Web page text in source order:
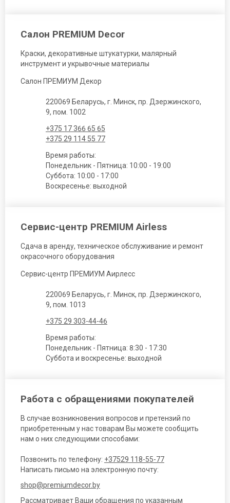
Салон PREMIUM Decor
Краски, декоративные штукатурки, малярный
инструмент и укрывочные материалы
Салон ПРЕМИУМ Декор
220069 Беларусь, г. Минск, пр. Дзержинского,
9, пом. 1002
+375 17 366 65 65
+375 29 114 55 77
Время работы:
Понедельник - Пятница: 10:00 - 19:00
Суббота: 10:00 - 17:00
Воскресенье: выходной
Сервис-центр PREMIUM Airless
Сдача в аренду, техническое обслуживание и ремонт
окрасочного оборудования
Сервис-центр ПРЕМИУМ Аирлесс
220069 Беларусь, г. Минск, пр. Дзержинского,
9, пом. 1013
+375 29 303-44-46
Время работы:
Понедельник - Пятница: 8:30 - 17:30
Суббота и воскресенье: выходной
Работа с обращениями покупателей
В случае возникновения вопросов и претензий по
приобретенным у нас товарам Вы можете сообщить
нам о них следующими способами:
Позвонить по телефону: +37529 118-55-77
Написать письмо на электронную почту:
shop@premiumdecor.by
Рассматривает Ваши обращения по указанным